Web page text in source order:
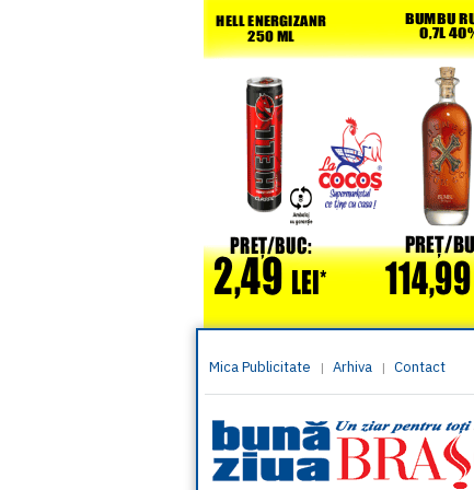
Mica Publicitate | Arhiva | Contact